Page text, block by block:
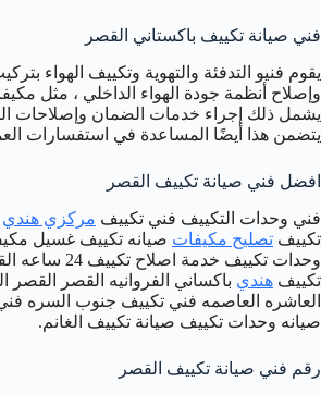
فني صيانة تكييف باكستاني القصر
يقوم فنيو التدفئة والتهوية وتكييف الهواء
وإصلاح أنظمة جودة الهواء الداخلي ، مثل
يشمل ذلك إجراء خدمات الضمان وإصلاحات
يتضمن هذا أيضًا المساعدة في استفسارات
افضل فني صيانة تكييف القصر
فني وحدات التكييف فني تكييف مركزي هندي
تكييف تصليح مكيفات صيانه تكييف غسيل
وحدات تكييف خدمة
تكييف هندي باكساني الفروانيه القصر القصر
العاشره العاصمه فني تكييف جنوب السره
صيانه وحدات تكييف صيانة تكييف الغانم.
رقم فني صيانة تكييف القصر